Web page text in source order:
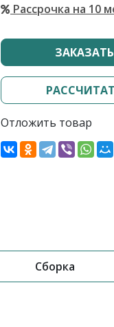
Рассрочка на 10
ЗАКАЗАТЬ
Отложить товар
Сборка